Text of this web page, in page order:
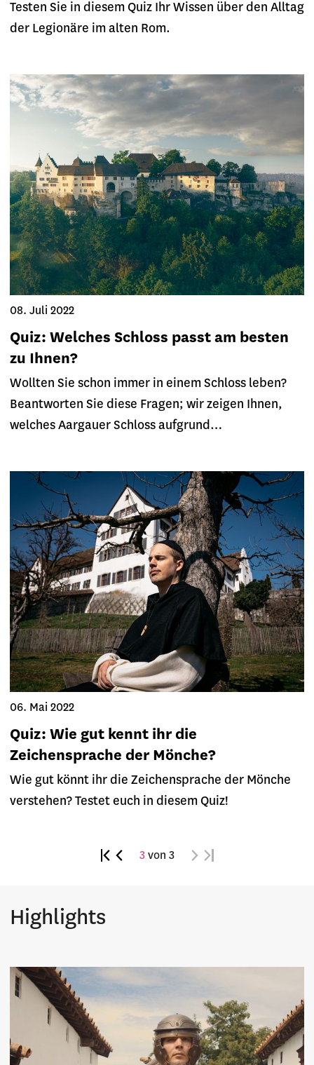
Testen Sie in diesem Quiz Ihr Wissen über den Alltag
der Legionäre im alten Rom.
08. Juli 2022
Quiz: Welches Schloss passt am besten
zu Ihnen?
Wollten Sie schon immer in einem Schloss leben?
Beantworten Sie diese Fragen; wir zeigen Ihnen,
welches Aargauer Schloss aufgrund…
06. Mai 2022
Quiz: Wie gut kennt ihr die
Zeichensprache der Mönche?
Wie gut könnt ihr die Zeichensprache der Mönche
verstehen? Testet euch in diesem Quiz!
3 von 3
Highlights